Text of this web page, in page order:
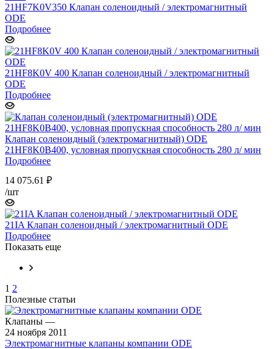
21HF7K0V350 Клапан соленоидный / электромагнитный
ODE
Подробнее
21HF8K0V 400 Клапан соленоидный / электромагнитный
ODE
Подробнее
Клапан соленоидный (электромагнитный) ODE
21HF8K0B400, условная пропускная способность 280 л/ мин
Подробнее
14 075.61 ₽
/шт
21IA Клапан соленоидный / электромагнитный ODE
Подробнее
Показать еще
1 2
Полезные статьи
Клапаны —
24 ноября 2011
Электромагнитные клапаны компании ODE